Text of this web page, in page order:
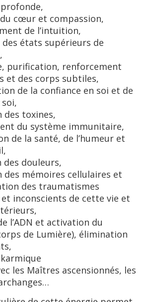
cœur et compassion,
de l’intuition,
des états supérieurs de
purification, renforcement
et des corps subtiles,
de la confiance en soi et de
soi,
des toxines,
du système immunitaire,
de la santé, de l’humeur et
douleurs,
des mémoires cellulaires et
des traumatismes
inconscients de cette vie et
l’ADN et activation du
de Lumière), élimination
les Maîtres ascensionnés, les